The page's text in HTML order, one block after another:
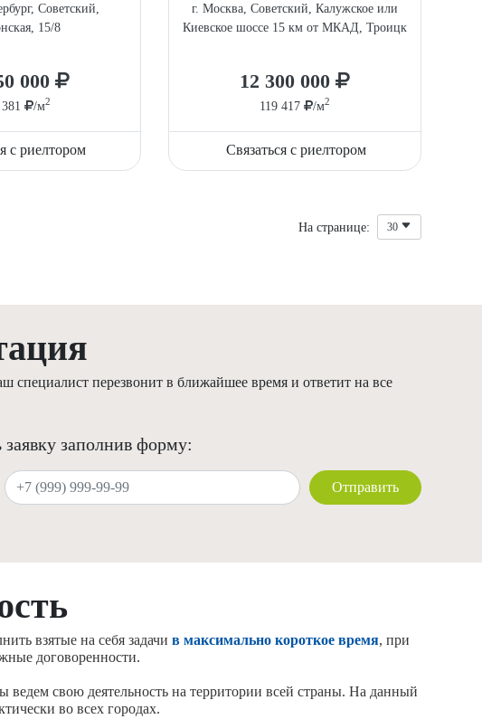
Советский,
15/8
000
/м2
с риелтором
г. Москва, Советский, Калужское или
Киевское шоссе 15 км от МКАД, Троицк
12 300 000
119 417 /м2
Связаться с риелтором
На странице: 30
специалист перезвонит в ближайшее время и ответит на все
заявку заполнив форму:
Ваш телефон
Отправить
взятые на себя задачи в максимально короткое время, при
договоренности.
ведем свою деятельность на территории всей страны. На данный
во всех городах.